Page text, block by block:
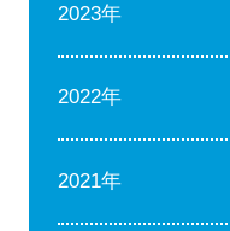
2023年
2022年
2021年